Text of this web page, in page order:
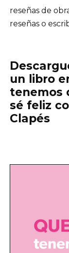
reseñas de
reseñas o
un libro
tenemos
sé feliz
Clapés